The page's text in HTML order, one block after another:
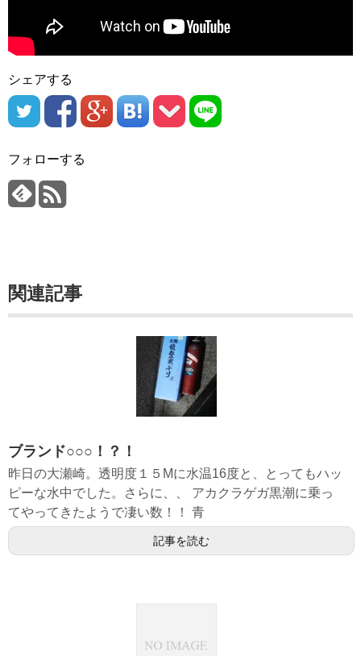
シェアする
フォローする
関連記事
ブランド○○○！？！
昨日の大瀬崎。透明度１５Mに水温16度と、とってもハッ
ピーな水中でした。さらに、、 アカクラゲガ黒潮に乗っ
てやってきたようで凄い数！！ 青
記事を読む